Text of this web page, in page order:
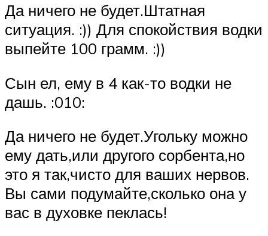
Да ничего не будет.Штатная
ситуация. :)) Для спокойствия водки
выпейте 100 грамм. :))
Сын ел, ему в 4 как-то водки не
дашь. :010:
Да ничего не будет.Угольку можно
ему дать,или другого сорбента,но
это я так,чисто для ваших нервов.
Вы сами подумайте,сколько она у
вас в духовке пеклась!